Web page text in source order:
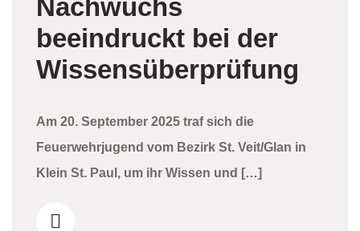
Nachwuchs
beeindruckt bei der
Wissensüberprüfung
Am 20. September 2025 traf sich die
Feuerwehrjugend vom Bezirk St. Veit/Glan in
Klein St. Paul, um ihr Wissen und […]